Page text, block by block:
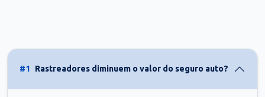
#1 Rastreadores diminuem o valor do seguro auto?